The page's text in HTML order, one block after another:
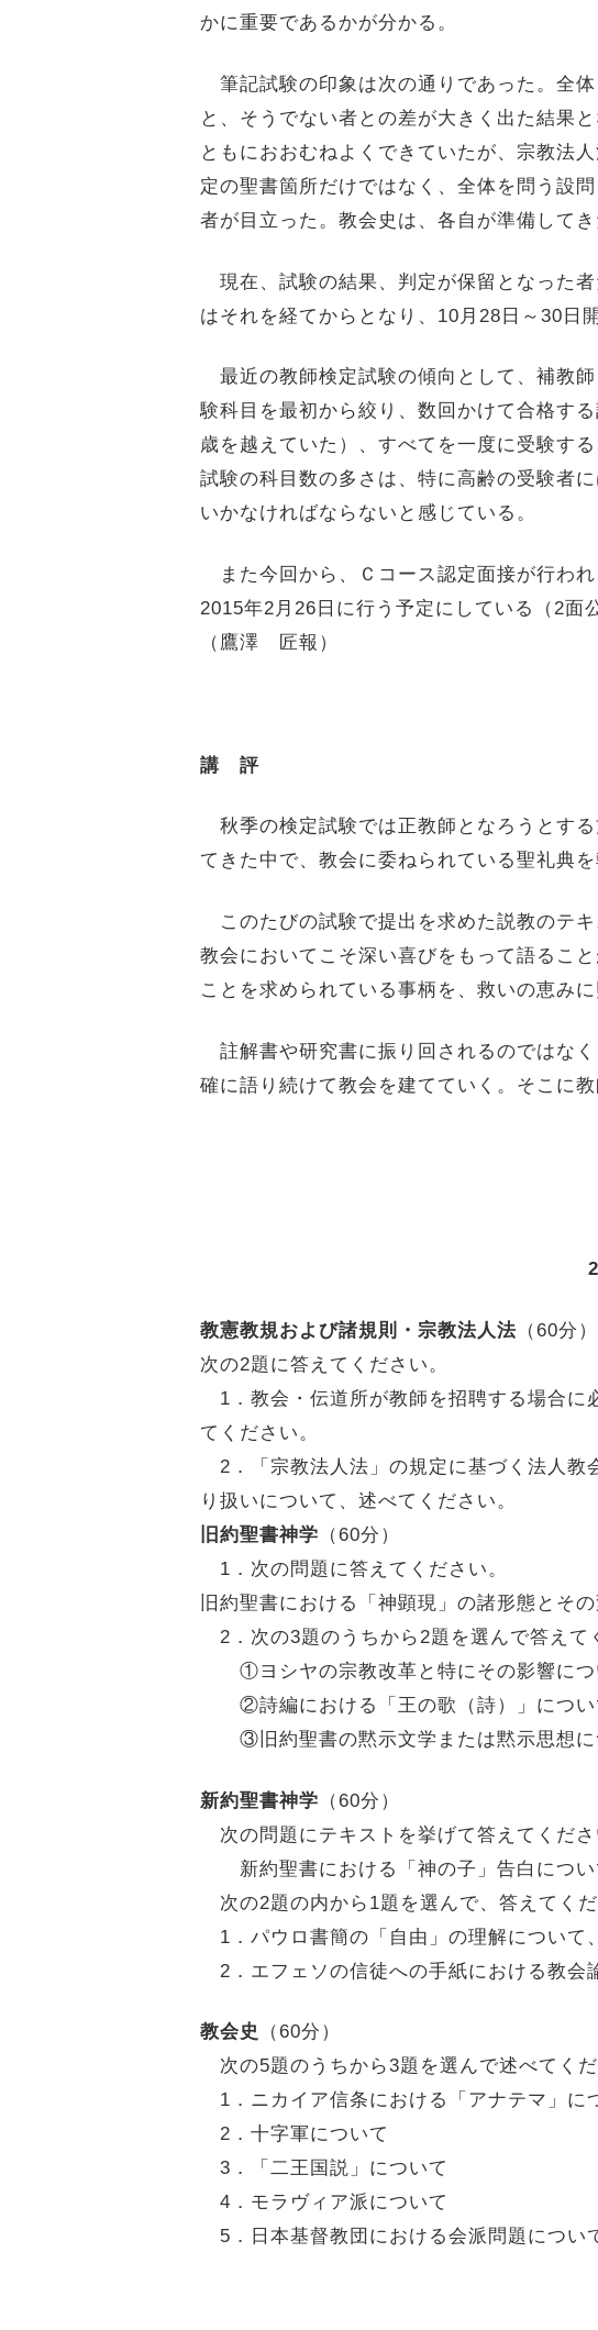
かに重要であるかが分かる。
筆記試験の印象は次の通りであった。全
と、そうでない者との差が大きく出た結果
ともにおおむねよくできていたが、宗教法
定の聖書箇所だけではなく、全体を問う設
者が目立った。教会史は、各自が準備して
現在、試験の結果、判定が保留となった
はそれを経てからとなり、10月28日～30日
最近の教師検定試験の傾向として、補教
験科目を最初から絞り、数回かけて合格す
歳を越えていた）、すべてを一度に受験す
試験の科目数の多さは、特に高齢の受験者
いかなければならないと感じている。
また今回から、Ｃコース認定面接が行わ
2015年2月26日に行う予定にしている（2面
（鷹澤 匠報）
講 評
秋季の検定試験では正教師となろうとす
てきた中で、教会に委ねられている聖礼典
このたびの試験で提出を求めた説教のテ
教会においてこそ深い喜びをもって語るこ
ことを求められている事柄を、救いの恵み
註解書や研究書に振り回されるのではな
確に語り続けて教会を建てていく。そこに
教憲教規および諸規則・宗教法人法 （60分）
次の2題に答えてください。
1．教会・伝道所が教師を招聘する場合に
てください。
2．「宗教法人法」の規定に基づく法人教
り扱いについて、述べてください。
旧約聖書神学 （60分）
1．次の問題に答えてください。
旧約聖書における「神顕現」の諸形態とそ
2．次の3題のうちから2題を選んで答えて
①ヨシヤの宗教改革と特にその影響につ
②詩編における「王の歌（詩）」につい
③旧約聖書の黙示文学または黙示思想に
新約聖書神学 （60分）
次の問題にテキストを挙げて答えてくださ
新約聖書における「神の子」告白につい
次の2題の内から1題を選んで、答えてくだ
1．パウロ書簡の「自由」の理解について
2．エフェソの信徒への手紙における教会
教会史
（60分）
次の5題のうちから3題を選んで述べてくだ
1．ニカイア信条における「アナテマ」に
2．十字軍について
3．「二王国説」について
4．モラヴィア派について
5．日本基督教団における会派問題につい